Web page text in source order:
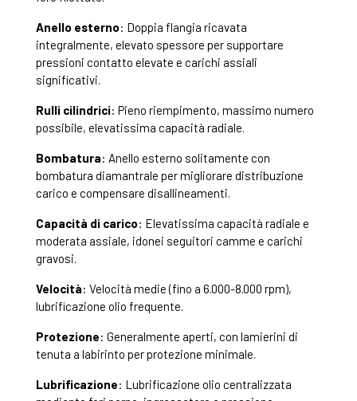
Anello esterno: Doppia flangia ricavata
integralmente, elevato spessore per supportare
pressioni contatto elevate e carichi assiali
significativi.
Rulli cilindrici: Pieno riempimento, massimo numero
possibile, elevatissima capacità radiale.
Bombatura: Anello esterno solitamente con
bombatura diamantrale per migliorare distribuzione
carico e compensare disallineamenti.
Capacità di carico: Elevatissima capacità radiale e
moderata assiale, idonei seguitori camme e carichi
gravosi.
Velocità: Velocità medie (fino a 6.000-8.000 rpm),
lubrificazione olio frequente.
Protezione: Generalmente aperti, con lamierini di
tenuta a labirinto per protezione minimale.
Lubrificazione: Lubrificazione olio centralizzata